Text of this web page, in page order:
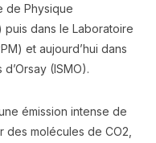
de Physique
puis dans le Laboratoire
et aujourd’hui dans
(ISMO).
émission intense de
molécules de CO2,